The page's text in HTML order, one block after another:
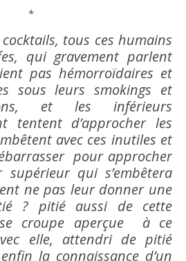
*
tous ces humains
qui gravement parlent
pas hémorroïdaires et
sous leurs smokings et
et les inférieurs
tentent d’approcher les
avec ces inutiles et
pour approcher
qui s’embêtera
ne pas leur donner une
? pitié aussi de cette
croupe aperçue à ce
elle, attendri de pitié
la connaissance d’un